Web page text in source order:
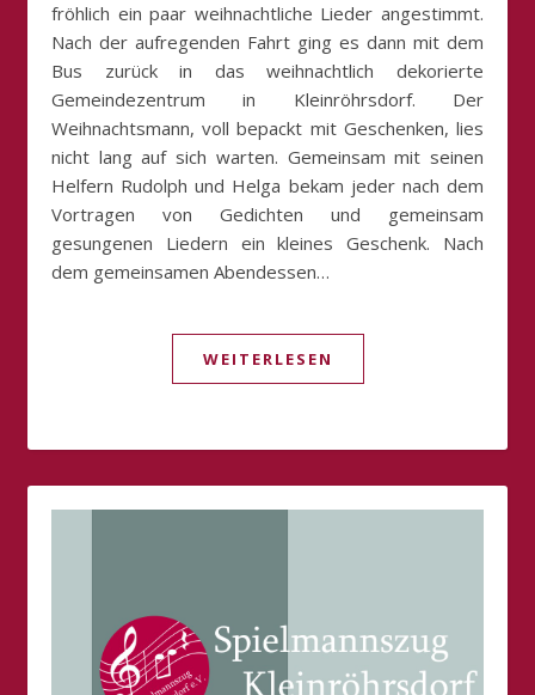
fröhlich ein paar weihnachtliche Lieder angestimmt.
Nach der aufregenden Fahrt ging es dann mit dem
Bus zurück in das weihnachtlich dekorierte
Gemeindezentrum in Kleinröhrsdorf. Der
Weihnachtsmann, voll bepackt mit Geschenken, lies
nicht lang auf sich warten. Gemeinsam mit seinen
Helfern Rudolph und Helga bekam jeder nach dem
Vortragen von Gedichten und gemeinsam
gesungenen Liedern ein kleines Geschenk. Nach
dem gemeinsamen Abendessen…
WEITERLESEN